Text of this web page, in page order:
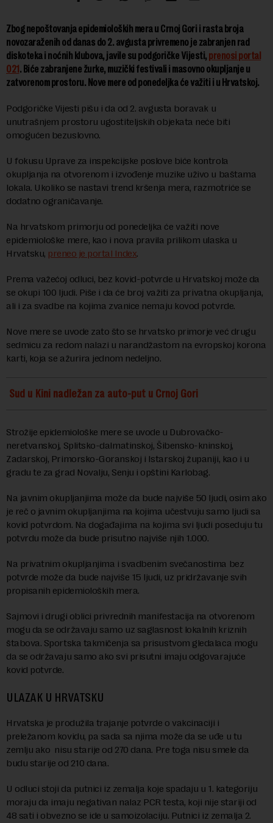
Zbog nepoštovanja epidemioloških mera u Crnoj Gori i rasta broja
novozaraženih od danas do 2. avgusta privremeno je zabranjen rad
diskoteka i noćnih klubova, javile su podgoričke Vijesti, prenosi portal
021. Biće zabranjene žurke, muzički festivali i masovno okupljanje u
zatvorenom prostoru. Nove mere od ponedeljka će važiti i u Hrvatskoj.
Podgoričke Vijesti pišu i da od 2. avgusta boravak u
unutrašnjem prostoru ugostiteljskih objekata neće biti
omogućen bezuslovno.
U fokusu Uprave za inspekcijske poslove biće kontrola
okupljanja na otvorenom i izvođenje muzike uživo u baštama
lokala. Ukoliko se nastavi trend kršenja mera, razmotriće se
dodatno ograničavanje.
Na hrvatskom primorju od ponedeljka će važiti nove
epidemiološke mere, kao i nova pravila prilikom ulaska u
Hrvatsku, preneo je portal Index.
Prema važećoj odluci, bez kovid-potvrde u Hrvatskoj može da
se okupi 100 ljudi. Piše i da će broj važiti za privatna okupljanja,
ali i za svadbe na kojima zvanice nemaju kovod potvrde.
Nove mere se uvode zato što se hrvatsko primorje već drugu
sedmicu za redom nalazi u narandžastom na evropskoj korona
karti, koja se ažurira jednom nedeljno.
Sud u Kini nadležan za auto-put u Crnoj Gori
Strožije epidemiološke mere se uvode u Dubrovačko-
neretvanskoj, Splitsko-dalmatinskoj, Šibensko-kninskoj,
Zadarskoj, Primorsko-Goranskoj i Istarskoj županiji, kao i u
gradu te za grad Novalju, Senju i opštini Karlobag.
Na javnim okupljanjima može da bude najviše 50 ljudi, osim ako
je reč o javnim okupljanjima na kojima učestvuju samo ljudi sa
kovid potvrdom. Na događajima na kojima svi ljudi poseduju tu
potvrdu može da bude prisutno najviše njih 1.000.
Na privatnim okupljanjima i svadbenim svečanostima bez
potvrde može da bude najviše 15 ljudi, uz pridržavanje svih
propisanih epidemioloških mera.
Sajmovi i drugi oblici privrednih manifestacija na otvorenom
mogu da se održavaju samo uz saglasnost lokalnih kriznih
štabova. Sportska takmičenja sa prisustvom gledalaca mogu
da se održavaju samo ako svi prisutni imaju odgovarajuće
kovid potvrde.
ULAZAK U HRVATSKU
Hrvatska je produžila trajanje potvrde o vakcinaciji i
preležanom kovidu, pa sada sa njima može da se uđe u tu
zemlju ako nisu starije od 270 dana. Pre toga nisu smele da
budu starije od 210 dana.
U odluci stoji da putnici iz zemalja koje spadaju u 1. kategoriju
moraju da imaju negativan nalaz PCR testa, koji nije stariji od
48 sati i obvezno se ide u samoizolaciju. Putnici iz zemalja 2.